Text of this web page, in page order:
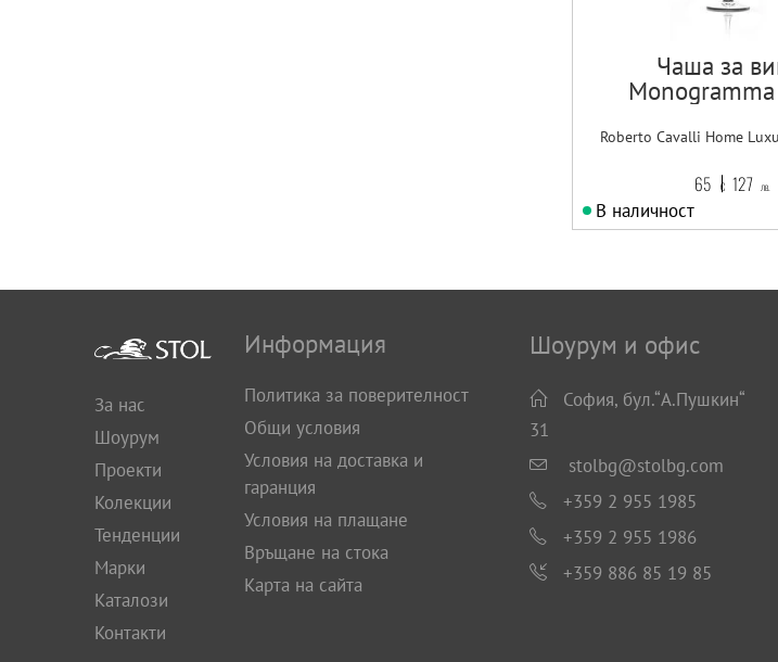
Чаша за
Roberto Cavalli Home
65 € 127 лв.
В наличност
За нас
Шоурум
Проекти
Колекции
Тенденции
Марки
Каталози
Контакти
Информация
Политика за поверителност
Общи условия
Условия на доставка и
гаранция
Условия на плащане
Връщане на стока
Карта на сайта
Шоурум и офис
София, бул.“А.Пушкин“
31
stolbg@stolbg.com
+359 2 955 1985
+359 2 955 1986
+359 886 85 19 85